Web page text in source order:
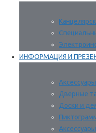
ИНФОРМАЦИЯ И
Дверные
Доски и